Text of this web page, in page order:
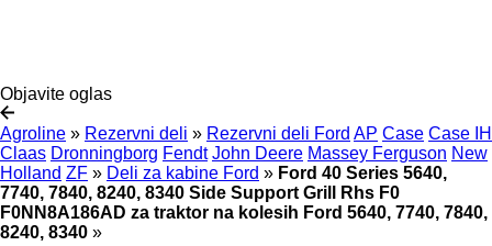
Objavite oglas
Agroline » Rezervni deli » Rezervni deli Ford AP Case Case IH
Claas Dronningborg Fendt John Deere Massey Ferguson New
Holland ZF » Deli za kabine Ford » Ford 40 Series 5640,
7740, 7840, 8240, 8340 Side Support Grill Rhs F0
F0NN8A186AD za traktor na kolesih Ford 5640, 7740, 7840,
8240, 8340 »